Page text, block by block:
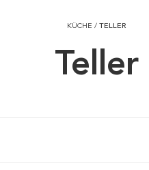
KÜCHE / TELLER
Teller